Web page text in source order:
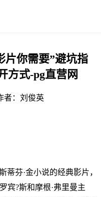
片你需要”避坑指
方式-pg直营网
者： 刘俊英
蒂芬·金小说的经典影片，
宾?斯和摩根·弗里曼主